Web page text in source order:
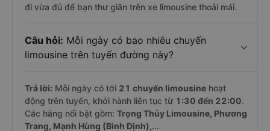
đi vừa đủ để bạn thư giãn trên xe limousine thoải mái.
Câu hỏi: Mỗi ngày có bao nhiêu chuyến
limousine trên tuyến đường này?
Trả lời: Mỗi ngày có tới 21 chuyến limousine hoạt
động trên tuyến, khởi hành liên tục từ 1:30 đến 22:00.
Các hãng nổi bật gồm: Trọng Thủy Limousine, Phương
Trang, Mạnh Hùng (Bình Định),...